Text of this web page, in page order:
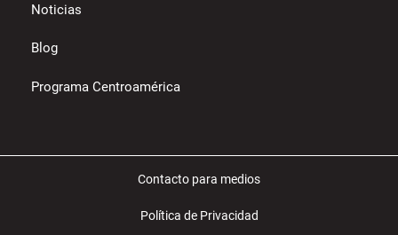
Noticias
Blog
Programa Centroamérica
Contacto para medios
Política de Privacidad